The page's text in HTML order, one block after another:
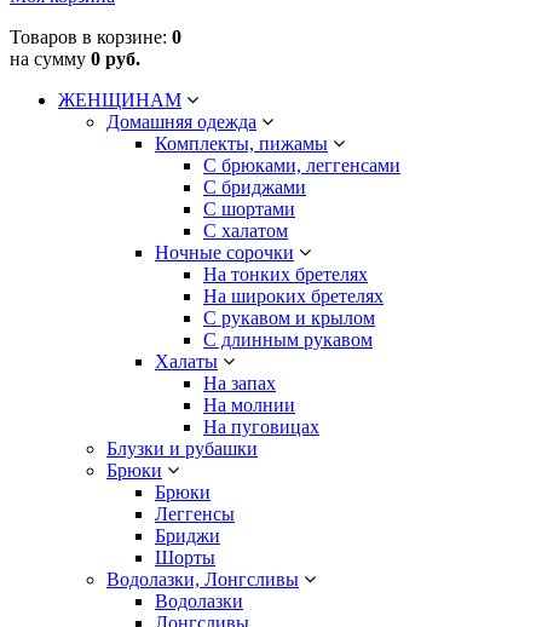
Товаров в корзине: 0
на сумму 0 руб.
ЖЕНЩИНАМ
Домашняя одежда
Комплекты, пижамы
С брюками, леггенсами
С бриджами
С шортами
С халатом
Ночные сорочки
На тонких бретелях
На широких бретелях
С рукавом и крылом
С длинным рукавом
Халаты
На запах
На молнии
На пуговицах
Блузки и рубашки
Брюки
Брюки
Леггенсы
Бриджи
Шорты
Водолазки, Лонгсливы
Водолазки
Лонгсливы